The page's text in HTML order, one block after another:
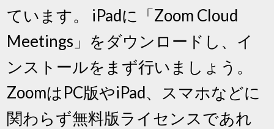
ています。 iPadに「Zoom Cloud
Meetings」をダウンロードし、イ
ンストールをまず行いましょう。
ZoomはPC版やiPad、スマホなどに
関わらず無料版ライセンスであれ